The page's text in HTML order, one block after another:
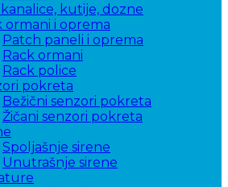
kanalice, kutije, dozne
ormani i oprema
Patch paneli i oprema
Rack ormani
Rack police
pokreta
Bežični senzori pokreta
Žičani senzori pokreta
Spoljašnje sirene
Unutrašnje sirene